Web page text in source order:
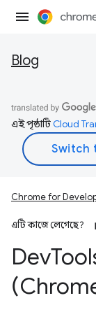
Blog
এই পৃষ্ঠাটিCloud
Chrome for
এটি কাজে লেগেছে?
Dev